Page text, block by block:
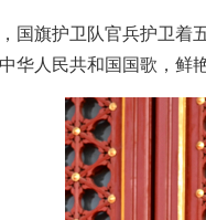
旗护卫队官兵护卫着
华人民共和国国歌，